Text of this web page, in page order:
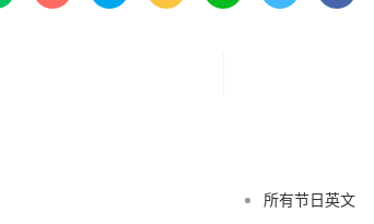
所有节日英文